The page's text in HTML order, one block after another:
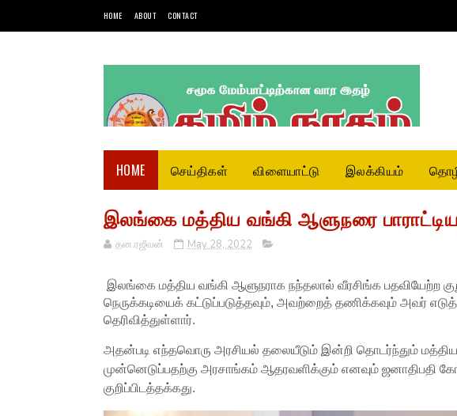
HOME ABOUT CONTACT
HOME செய்திகள் விளையாட்டு இலக்கியம்
இலங்கை மத்திய வங்கி ஆளுநரை
தன.ரஜீவன் May 28, 2022
இலங்கை மத்திய வங்கி ஆளுநராக நந்தலால் வீரசிங்க பதவியேற்ற
நெருக்கடியைக் கட்டுப்படுத்தவும், அவற்றைத் தணிக்கவும் அவர்
தெரிவித்துள்ளார்.
அதன்படி எந்தவொரு அரசியல் தலையீடும் இன்றி தொடர்ந்தும்
முன்னெடுப்பதற்கு அரசாங்கம் ஆதரவளிக்கும் எனவும் ஜனாதிபதி
குறிப்பிடத்தக்கது.